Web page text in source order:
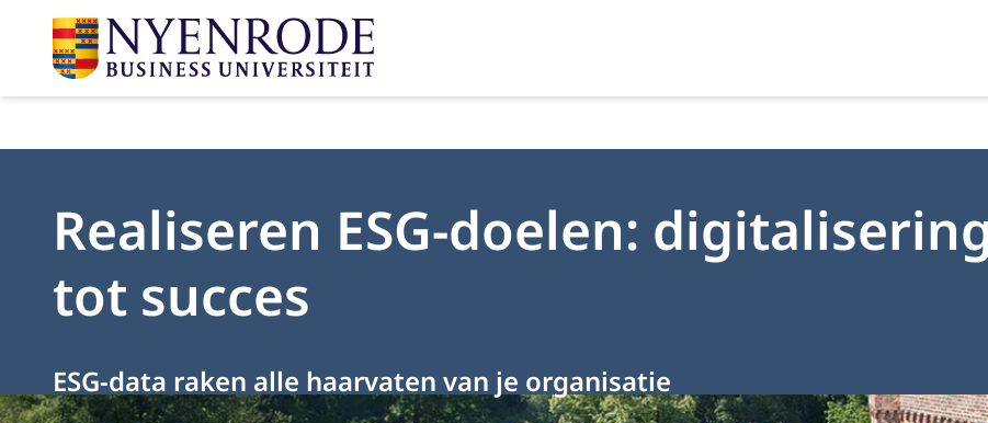
Realiseren ESG-doelen:
tot succes
ESG-data raken alle haarvaten van je organisatie